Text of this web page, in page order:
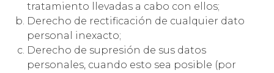
tratamiento llevadas a cabo con ellos;
Derecho de rectificación de cualquier dato
personal inexacto;
Derecho de supresión de sus datos
personales, cuando esto sea posible (por